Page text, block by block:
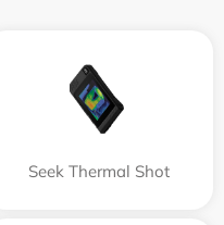
Seek Thermal Shot